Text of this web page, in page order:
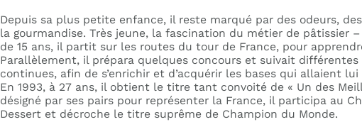
Depuis sa plus petite enfance, il reste marqué par des odeurs,
la gourmandise. Très jeune, la fascination du métier de pâtissier –
de 15 ans, il partit sur les routes du tour de France, pour
Parallèlement, il prépara quelques concours et suivait
continues, afin de s’enrichir et d’acquérir les bases qui allaient
En 1993, à 27 ans, il obtient le titre tant convoité de « Un des
désigné par ses pairs pour représenter la France, il participa au
Dessert et décroche le titre suprême de Champion du Monde.